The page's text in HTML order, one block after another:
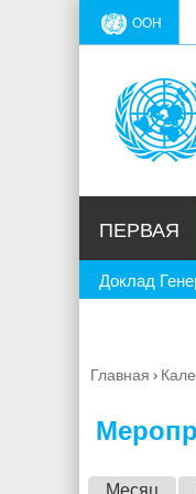
ООН
ПЕРВАЯ
Доклад
Вы
Главная ›